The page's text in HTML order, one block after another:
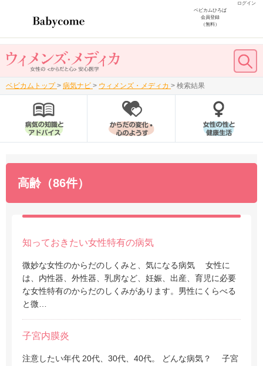
ログイン
ベビカムひろば
会員登録
（無料）
ベビカムトップ > 病気ナビ > ウィメンズ・メディカ > 検索結果
高齢（86件）
知っておきたい女性特有の病気
微妙な女性のからだのしくみと、気になる病気 女性に
は、内性器、外性器、乳房など、妊娠、出産、育児に必要
な女性特有のからだのしくみがあります。男性にくらべる
と微…
子宮内膜炎
注意したい年代 20代、30代、40代。 どんな病気？ 子宮